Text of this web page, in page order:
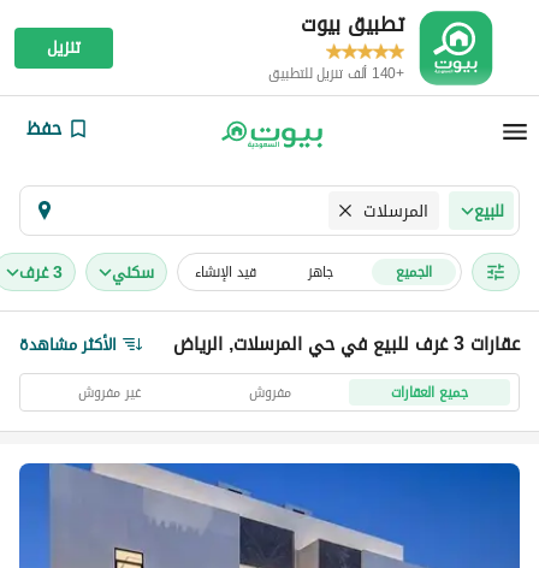
تطبيق بيوت
+140 ألف تنزيل للتطبيق
تنزيل
حفظ
للبيع المرسلات
الجميع جاهز قيد الإنشاء سكني 3 غرف
عقارات 3 غرف للبيع في حي المرسلات, الرياض الأكثر مشاهدة
جميع العقارات مفروش غير مفروش